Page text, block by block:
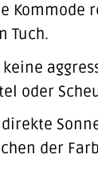
Kommode
Tuch.
oder
der